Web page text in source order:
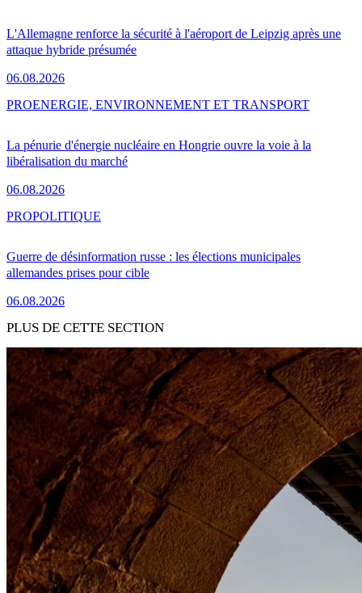
L'Allemagne renforce la sécurité à l'aéroport de Leipzig après une
attaque hybride présumée
06.08.2026
La pénurie d'énergie nucléaire en Hongrie ouvre la voie à la
libéralisation du marché
06.08.2026
PROENERGIE, ENVIRONNEMENT ET TRANSPORT
Guerre de désinformation russe : les élections municipales
allemandes prises pour cible
06.08.2026
PROPOLITIQUE
PLUS DE CETTE SECTION